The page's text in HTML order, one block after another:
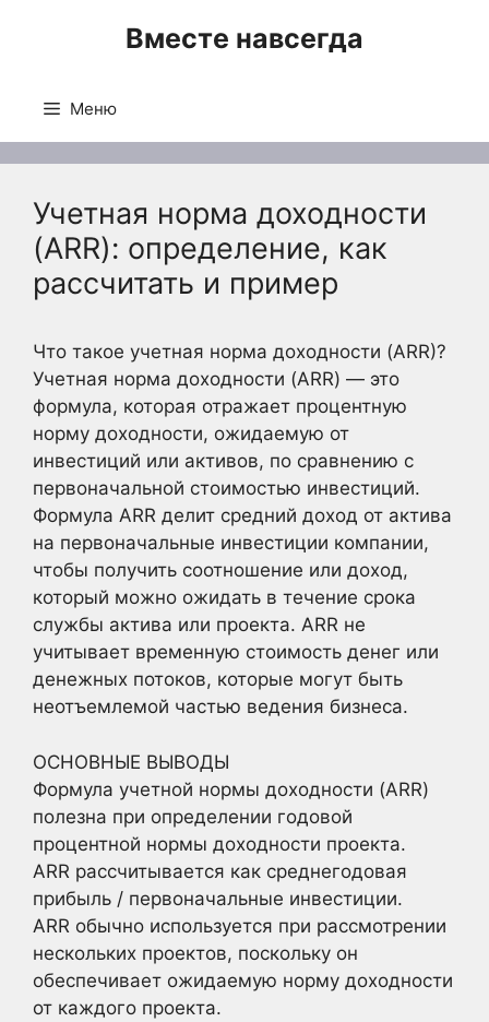
Вместе навсегда
Меню
Учетная норма доходности
(ARR): определение, как
рассчитать и пример
Что такое учетная норма доходности (ARR)?
Учетная норма доходности (ARR) — это
формула, которая отражает процентную
норму доходности, ожидаемую от
инвестиций или активов, по сравнению с
первоначальной стоимостью инвестиций.
Формула ARR делит средний доход от актива
на первоначальные инвестиции компании,
чтобы получить соотношение или доход,
который можно ожидать в течение срока
службы актива или проекта. ARR не
учитывает временную стоимость денег или
денежных потоков, которые могут быть
неотъемлемой частью ведения бизнеса.
ОСНОВНЫЕ ВЫВОДЫ
Формула учетной нормы доходности (ARR)
полезна при определении годовой
процентной нормы доходности проекта.
ARR рассчитывается как среднегодовая
прибыль / первоначальные инвестиции.
ARR обычно используется при рассмотрении
нескольких проектов, поскольку он
обеспечивает ожидаемую норму доходности
от каждого проекта.